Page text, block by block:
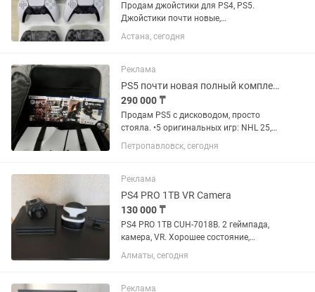
Продам джойстики для PS4, PS5.
Джойстики почти новые,
использовались месяц. Пишите,
звоните!)
Астана, сегодня
Реклама
PS5 почти новая полный комплект !
290 000 ₸
Продам PS5 с дисководом, просто
стояла. •5 оригинальных игр: NHL 25,
GTA 5, Один из нас, UFC 5, Atomic Heart
•2 геймпада: белый и розовый
зарядки геймпадов •Плюс...
Петропавловск, сегодня
Реклама
PS4 PRO 1TB VR Camera
130 000 ₸
PS4 PRO 1TB CUH-7018B. 2 геймпада,
камера, VR. Хорошее состояние,
использовали дома в личных целях.
Зарядное устройство для геймпадов.
Алматы, сегодня
Реклама